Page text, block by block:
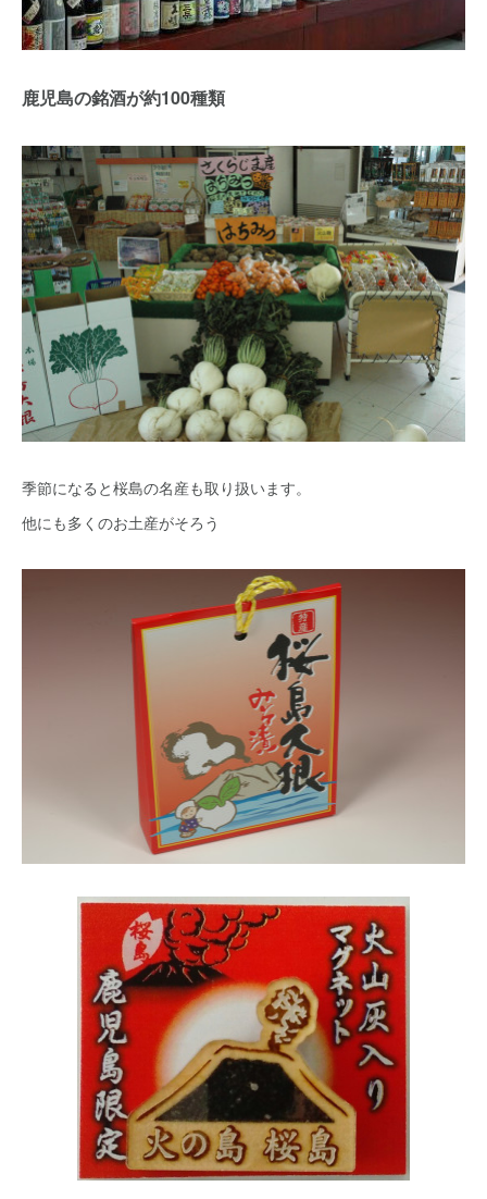
鹿児島の銘酒が約100種類
季節になると桜島の名産も取り扱います。
他にも多くのお土産がそろう